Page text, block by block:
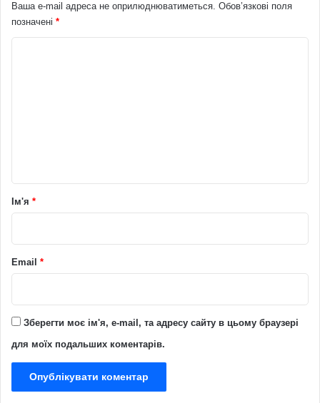
Ваша e-mail адреса не оприлюднюватиметься. Обов’язкові поля
позначені *
рІм'я *
Email *
Зберегти моє ім'я, e-mail, та адресу сайту в цьому браузері
для моїх подальших коментарів.